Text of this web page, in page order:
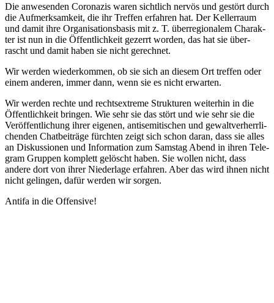
Die anwe­sen­den Coro­na­zis waren sicht­lich ner­vös und gestört durch
die Auf­merk­sam­keit, die ihr Tref­fen erfah­ren hat. Der Kel­ler­raum
und damit ihre Orga­ni­sa­ti­ons­ba­sis mit z. T. über­re­gio­na­lem Cha­rak­
ter ist nun in die Öffent­lich­keit gezerrt wor­den, das hat sie über­
rascht und damit haben sie nicht gerechnet.
Wir wer­den wie­der­kom­men, ob sie sich an die­sem Ort tref­fen oder
einem ande­ren, immer dann, wenn sie es nicht erwarten.
Wir wer­den rech­te und rechts­extre­me Struk­tu­ren wei­ter­hin in die
Öffent­lich­keit brin­gen. Wie sehr sie das stört und wie sehr sie die
Ver­öf­fent­li­chung ihrer eige­nen, anti­se­mi­ti­schen und gewalt­ver­herr­li­
chen­den Chat­bei­trä­ge fürch­ten zeigt sich schon dar­an, dass sie alles
an Dis­kus­sio­nen und Infor­ma­ti­on zum Sams­tag Abend in ihren Tele­
gram Grup­pen kom­plett gelöscht haben. Sie wol­len nicht, dass
ande­re dort von ihrer Nie­der­la­ge erfah­ren. Aber das wird ihnen nicht
nicht gelin­gen, dafür wer­den wir sorgen.
Anti­fa in die Offensive!